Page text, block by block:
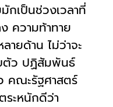
กเป็นช่วงเวลาที่
ความท้าทาย
ยด้าน ไม่ว่าจะ
บตัว ปฏิสัมพันธ์
คณะรัฐศาสตร์
ระหนักดีว่า